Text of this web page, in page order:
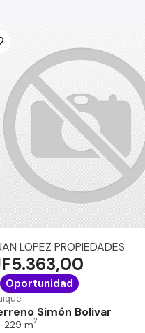
LOPEZ PROPIEDADES
Simón Bolivar
Oportunidad
229 m2